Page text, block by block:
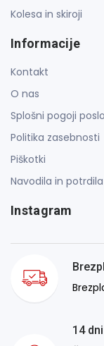
Kolesa in skiroji
Informacije
Kontakt
O nas
Splošni pogoji
Politika zasebnosti
Piškotki
Navodila in
Instagram
14